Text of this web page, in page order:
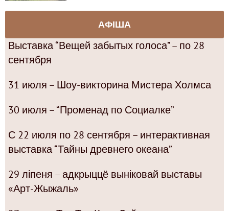
АФІША
Выставка “Вещей забытых голоса” – по 28
сентября
31 июля – Шоу-викторина Мистера Холмса
30 июля – “Променад по Социалке”
С 22 июля по 28 сентября – интерактивная
выставка “Тайны древнего океана”
29 ліпеня – адкрыццё выніковай выставы
«Арт-Жыжаль»